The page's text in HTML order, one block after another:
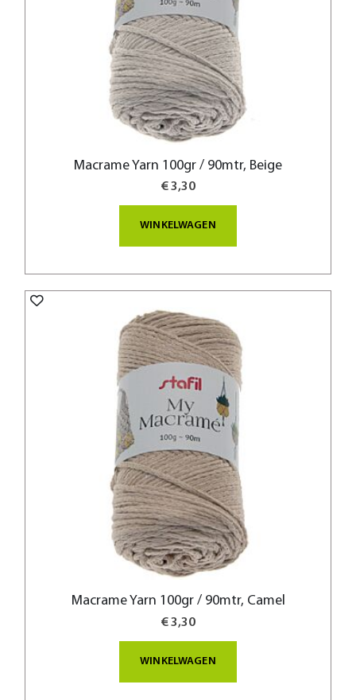
Macrame Yarn 100gr / 90mtr, Beige
€ 3,30
WINKELWAGEN
Macrame Yarn 100gr / 90mtr, Camel
€ 3,30
WINKELWAGEN